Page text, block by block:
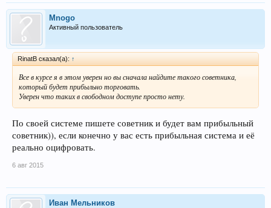
Mnogo
Активный пользователь
RinatB сказал(а): ↑
Все в курсе я в этом уверен но вы сначала найдите такого советника,
который будет прибыльно торговать.
Уверен что таких в свободном доступе просто нету.
По своей системе пишете советник и будет вам прибыльный
советник)), если конечно у вас есть прибыльная система и её
реально оцифровать.
6 авг 2015
Иван Мельников